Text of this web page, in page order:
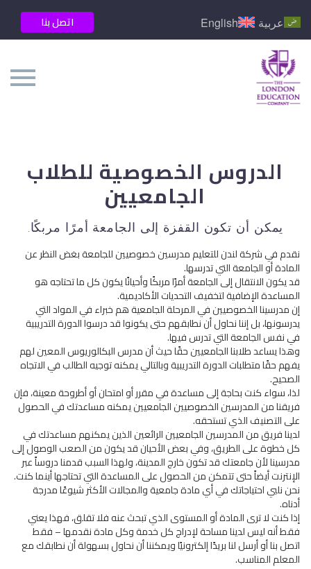
عربية English اتصل بنا
الدروس الخصوصية للطلاب
الجامعيين
يمكن أن تكون القفزة إلى الجامعة أمرًا مربكًا.
نقدم في شركة لندن للتعليم مدرسين خصوصيين للجامعة بغض النظر عن
المادة أو الجامعة التي تدرسها.
قد يكون الانتقال إلى الجامعة أمرًا مربكًا وأحيانًا يكون كل ما تحتاجه هو
المساعدة الإضافية لتخفيف التحديات الأكاديمية.
إن مدرسينا الخصوصيين في المرحلة الجامعية هم خبراء في المواد التي
يدرسونها، بل إننا نحاول أن نطابقهم حتى يكونوا قد درسوا الدورة التدريبية
في نفس الجامعة التي تدرس فيها.
وهذا يساعد طلابنا الجامعيين حقًا حيث أن مدرس البكالوريوس المعين لهم
يفهم حقًا متطلبات الدورة التدريبية وبالتالي يمكنه توجيه الطالب في الاتجاه
الصحيح.
لذا، سواء كنت بحاجة إلى مساعدة في مقرر أو امتحان أو أطروحة معينة، فإن
فريقنا من المدرسين الخصوصيين الجامعيين يمكنه مساعدتك في الحصول
على التصنيف الذي تستحقه.
لدينا فريق من المدرسين الجامعيين الرائعين الذين يمكنهم مساعدتك في
كل خطوة على الطريق، وفي بعض الأحيان قد يكون من الصعب الوصول إلى
مدرسينا لأن جامعتك قد تكون خارج المدينة، ولهذا السبب قدمنا دروساً عبر
الإنترنت أيضاً حتى تتمكن من الحصول على المساعدة التي تحتاجها أينما كنت.
نحن نلبي احتياجاتك في أي مادة جامعية والمجالات الأكثر شيوعًا مدرجة
أدناه.
إذا كنت لا ترى المادة أو المستوى الذي تبحث عنه فلا تقلق، فهذا يعني
فقط أنه ليس لدينا مساحة لإدراج كل خدمة وكل مادة نقدمها – فقط
اتصل بنا أو أرسل لنا بريدًا إلكترونيًا ويمكننا أن نحاول بسهولة أن نطابقك مع
المعلم المناسب.